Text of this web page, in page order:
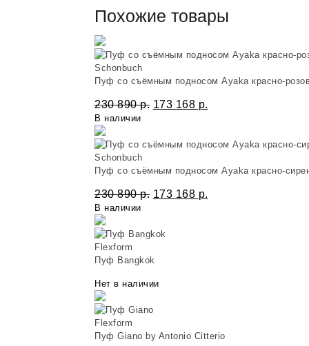
Похожие товары
Schonbuch
Пуф со съёмным подносом Ayaka красно-
230 890р. 173 168 р.
В наличии
Schonbuch
Пуф со съёмным подносом Ayaka красно-
230 890р. 173 168 р.
В наличии
Flexform
Пуф Bangkok
Нет в наличии
Flexform
Пуф Giano by Antonio Citterio